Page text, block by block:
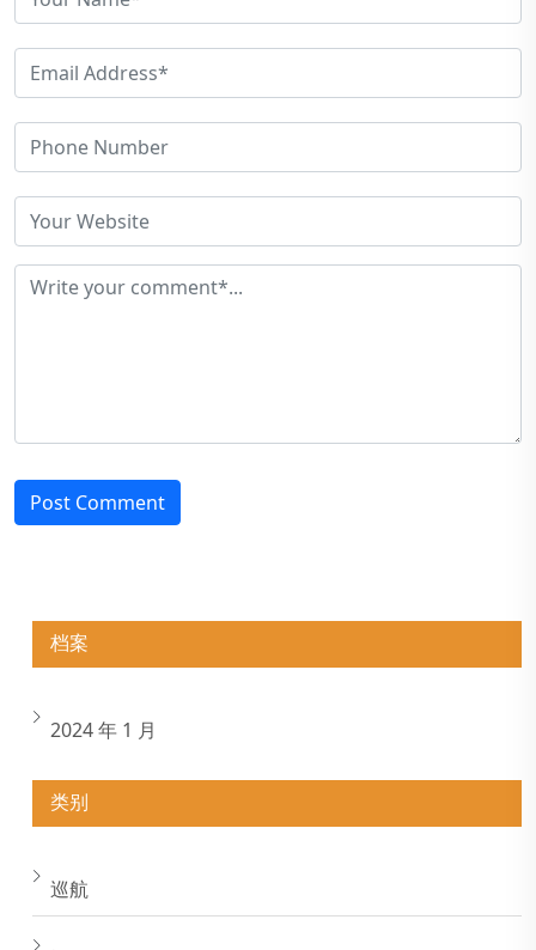
Post Comment
档案
2024 年 1 月
类别
巡航